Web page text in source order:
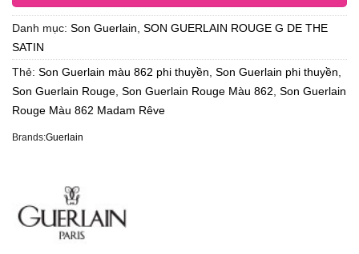
Danh mục: Son Guerlain SON GUERLAIN ROUGE G DE THE
SATIN
Thẻ: Son Guerlain màu 862 phi thuyền Son Guerlain phi thuyền
Son Guerlain Rouge Son Guerlain Rouge Màu 862 Son Guerlain
Rouge Màu 862 Madam Rêve
Brands:Guerlain